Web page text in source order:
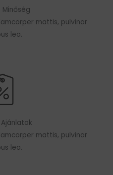
Minőség
mattis, pulvinar
leo.
mattis, pulvinar
leo.